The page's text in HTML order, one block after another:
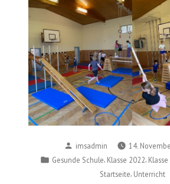
Posted
by
imsadmin
14.
Posted
Gesunde Schule, Klasse 2022,
Startseite Unterricht